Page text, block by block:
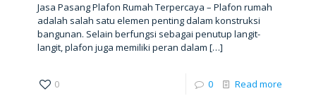
Jasa Pasang Plafon Rumah Terpercaya – Plafon rumah
adalah salah satu elemen penting dalam konstruksi
bangunan. Selain berfungsi sebagai penutup langit-
langit, plafon juga memiliki peran dalam […]
0 0 Read more